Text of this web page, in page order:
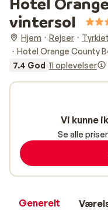
vintersol
Hjem Rejser Tyrkiet
Hotel Orange County
7.4 God 11 oplevelser
Generelt
Vi kunne
Se alle